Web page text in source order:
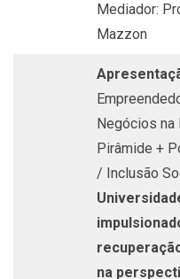
Mediador:
Mazzon
Negócios na
Pirâmide +
/ Inclusão
na